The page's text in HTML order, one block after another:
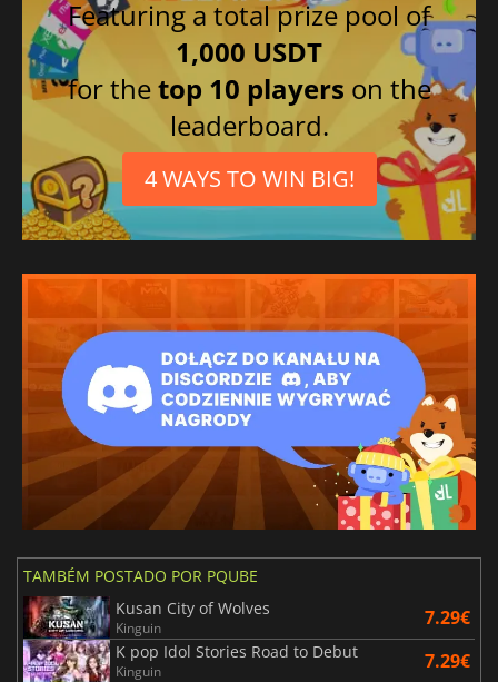
Featuring a total prize pool of
1,000 USDT
for thetop 10 players on the
leaderboard.
4 WAYS TO WIN BIG!
TAMBÉM POSTADO POR PQUBE
Kusan City of Wolves
Kinguin 7.29€
K pop Idol Stories Road to Debut
Kinguin 7.29€